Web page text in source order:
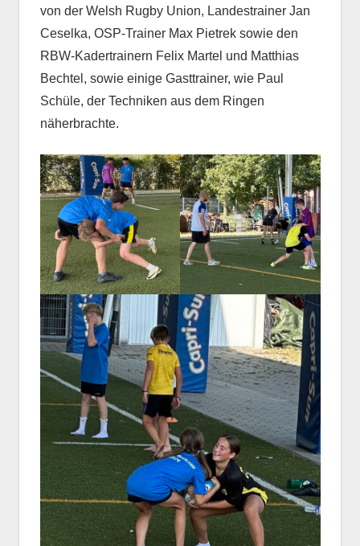
von der Welsh Rugby Union, Landestrainer Jan
Ceselka, OSP-Trainer Max Pietrek sowie den
RBW-Kadertrainern Felix Martel und Matthias
Bechtel, sowie einige Gasttrainer, wie Paul
Schüle, der Techniken aus dem Ringen
näherbrachte.